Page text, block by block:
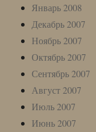
Январь 2008
Декабрь 2007
Ноябрь 2007
Октябрь 2007
Сентябрь 2007
Август 2007
Июль 2007
Июнь 2007